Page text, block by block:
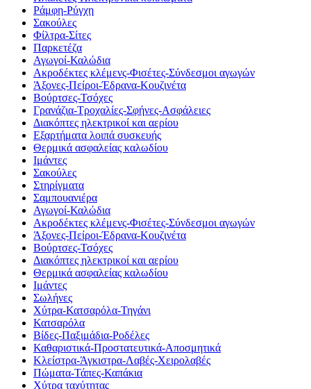
Ράμφη-Ρύγχη
Σακούλες
Φίλτρα-Σίτες
Παρκετέζα
Αγωγοί-Καλώδια
Ακροδέκτες κλέμενς-Φισέτες-Σύνδεσμοι αγωγών
Άξονες-Πείροι-Έδρανα-Κουζινέτα
Βούρτσες-Τσόχες
Γρανάζια-Τροχαλίες-Σφήνες-Ασφάλειες
Διακόπτες ηλεκτρικοί και αερίου
Εξαρτήματα λοιπά συσκευής
Θερμικά ασφαλείας καλωδίου
Ιμάντες
Σακούλες
Στηρίγματα
Σαμπουανιέρα
Αγωγοί-Καλώδια
Ακροδέκτες κλέμενς-Φισέτες-Σύνδεσμοι αγωγών
Άξονες-Πείροι-Έδρανα-Κουζινέτα
Βούρτσες-Τσόχες
Διακόπτες ηλεκτρικοί και αερίου
Θερμικά ασφαλείας καλωδίου
Ιμάντες
Σωλήνες
Χύτρα-Κατσαρόλα-Τηγάνι
Κατσαρόλα
Βίδες-Παξιμάδια-Ροδέλες
Καθαριστικά-Προστατευτικά-Αποσμητικά
Κλείστρα-Άγκιστρα-Λαβές-Χειρολαβές
Πώματα-Τάπες-Καπάκια
Χύτρα ταχύτητας